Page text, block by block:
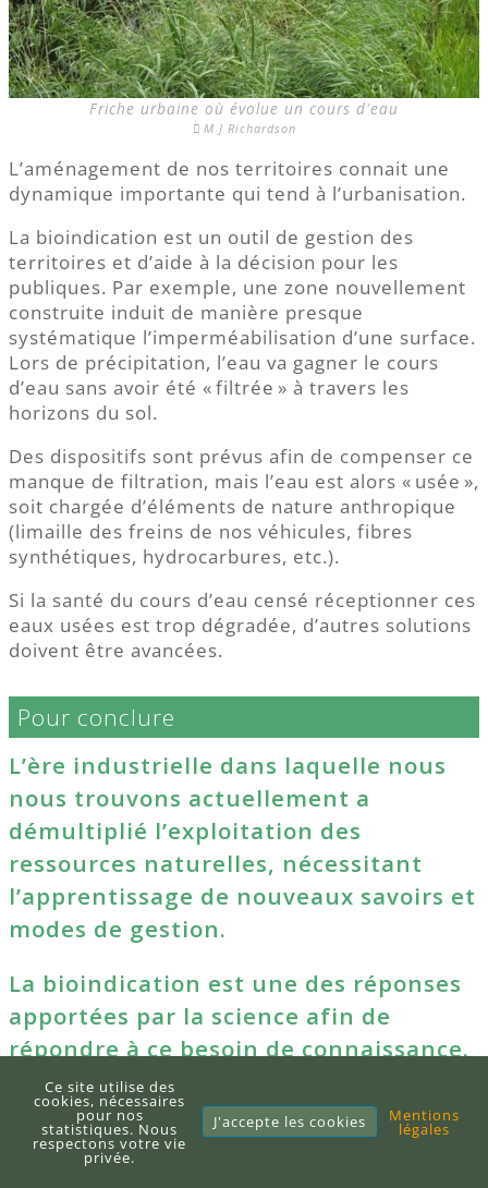
Friche urbaine où évolue un cours d'eau
M J Richardson
L’aménagement de nos territoires connait une
dynamique importante qui tend à l’urbanisation.
La bioindication est un outil de gestion des
territoires et d’aide à la décision pour les
publiques. Par exemple, une zone nouvellement
construite induit de manière presque
systématique l’imperméabilisation d’une surface.
Lors de précipitation, l’eau va gagner le cours
d’eau sans avoir été « filtrée » à travers les
horizons du sol.
Des dispositifs sont prévus afin de compenser ce
manque de filtration, mais l’eau est alors « usée »,
soit chargée d’éléments de nature anthropique
(limaille des freins de nos véhicules, fibres
synthétiques, hydrocarbures, etc.).
Si la santé du cours d’eau censé réceptionner ces
eaux usées est trop dégradée, d’autres solutions
doivent être avancées.
Pour conclure
L’ère industrielle dans laquelle nous
nous trouvons actuellement a
démultiplié l’exploitation des
ressources naturelles, nécessitant
l’apprentissage de nouveaux savoirs et
modes de gestion.
La bioindication est une des réponses
apportées par la science afin de
répondre à ce besoin de connaissance.
La technologie et les dernières
avancées scientifiques nous
permettent de nous rapprocher au
Ce site utilise des
cookies, nécessaires
pour nos
statistiques. Nous
respectons votre vie
privée.
J'accepte les cookies Mentions
légales